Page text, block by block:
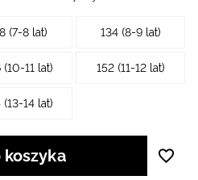
(7-8 lat) 134 (8-9 lat)
(10-11 lat) 152 (11-12 lat)
(13-14 lat)
koszyka